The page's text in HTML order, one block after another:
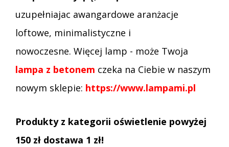
uzupełniajac awangardowe aranżacje
loftowe, minimalistyczne i
nowoczesne. Więcej lamp - może Twoja
lampa z betonem czeka na Ciebie w naszym
nowym sklepie: https://www.lampami.pl
Produkty z kategorii oświetlenie powyżej
150 zł dostawa 1 zł!